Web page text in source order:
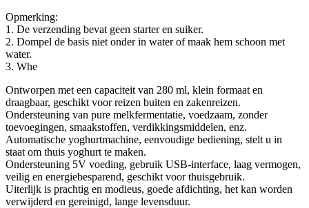
Opmerking:
1. De verzending bevat geen starter en suiker.
2. Dompel de basis niet onder in water of maak hem schoon met
water.
3. Whe
Ontworpen met een capaciteit van 280 ml, klein formaat en
draagbaar, geschikt voor reizen buiten en zakenreizen.
Ondersteuning van pure melkfermentatie, voedzaam, zonder
toevoegingen, smaakstoffen, verdikkingsmiddelen, enz.
Automatische yoghurtmachine, eenvoudige bediening, stelt u in
staat om thuis yoghurt te maken.
Ondersteuning 5V voeding, gebruik USB-interface, laag vermogen,
veilig en energiebesparend, geschikt voor thuisgebruik.
Uiterlijk is prachtig en modieus, goede afdichting, het kan worden
verwijderd en gereinigd, lange levensduur.